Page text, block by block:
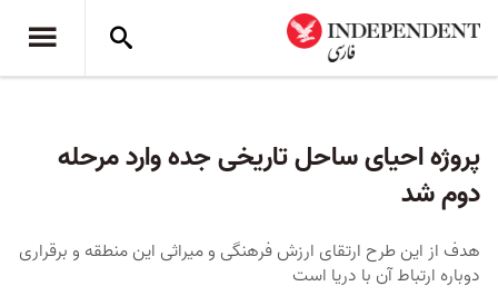
پروژه احیای ساحل تاریخی جده وارد مرحله
دوم شد
هدف از این طرح ارتقای ارزش فرهنگی و میراثی این منطقه و برقراری
دوباره ارتباط آن با دریا است